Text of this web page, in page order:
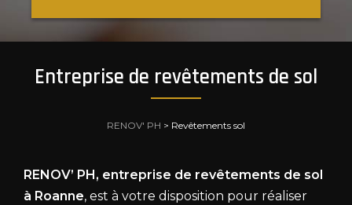
Entreprise de revêtements de sol
RENOV' PH > Revêtements sol
RENOV’ PH, entreprise de revêtements de sol
à Roanne, est à votre disposition pour réaliser